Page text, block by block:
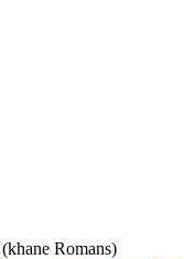
Romans)